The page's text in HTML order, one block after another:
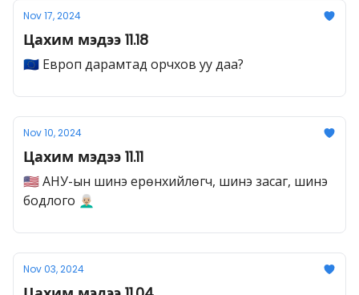
Nov 17, 2024
Цахим мэдээ 11.18
🇪🇺 Европ дарамтад орчхов уу даа?
Nov 10, 2024
Цахим мэдээ 11.11
🇺🇸 АНУ-ын шинэ ерөнхийлөгч, шинэ засаг, шинэ
бодлого 👨🏼‍🦳
Nov 03, 2024